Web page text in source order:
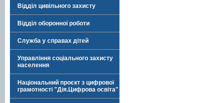
Відділ цивільного захисту
Відділ оборонної роботи
Служба у справах дітей
Управління соціального захисту
населення
Національний проєкт з цифрової
грамотності "Дія.Цифрова освіта"